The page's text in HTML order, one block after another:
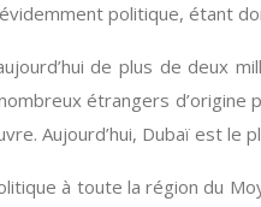
politique, étant
de plus de deux
étrangers
Aujourd’hui, Dubaï est le
à toute la région du